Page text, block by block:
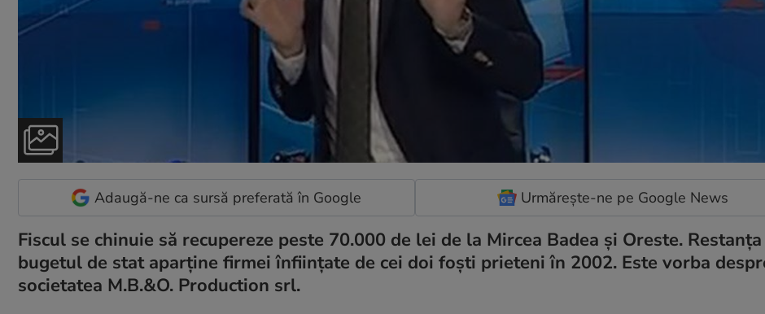
Adaugă-ne ca sursă preferată în Google Urmărește-ne pe Google News
Fiscul se chinuie să recupereze peste 70.000 de lei de la Mircea Badea și Oreste.
bugetul de stat aparține firmei înființate de cei doi foști prieteni în 2002. Este vorba
societatea M.B.&O. Production srl.